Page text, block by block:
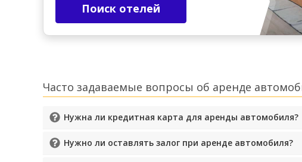
Поиск отелей
Часто задаваемые вопросы об аренде
Нужна ли кредитная карта для аренды автомобиля?
Нужно ли оставлять залог при аренде автомобиля?